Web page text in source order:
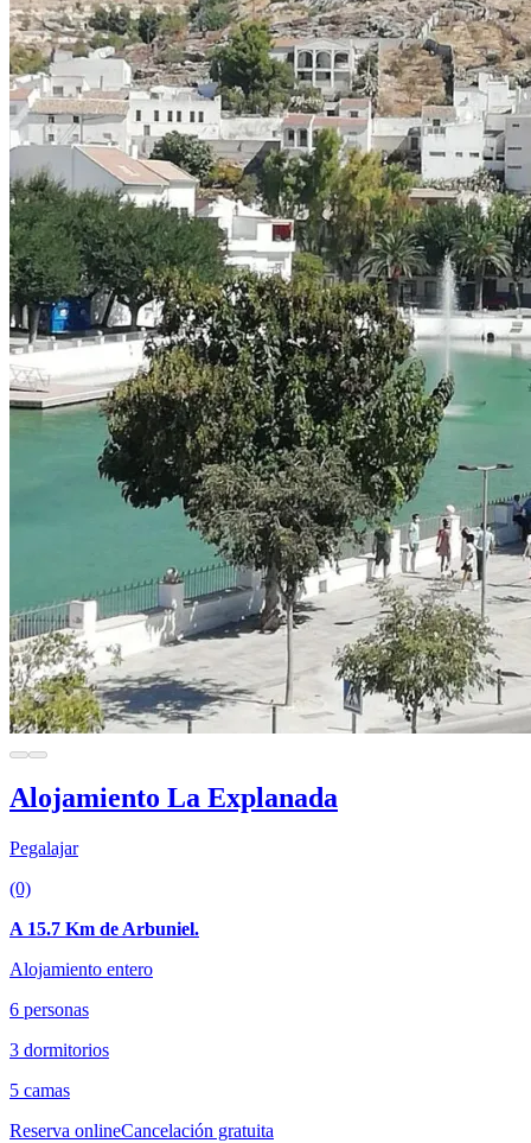
Alojamiento La Explanada
Pegalajar
(0)
A 15.7 Km de Arbuniel.
Alojamiento entero
6 personas
3 dormitorios
5 camas
Reserva onlineCancelación gratuita